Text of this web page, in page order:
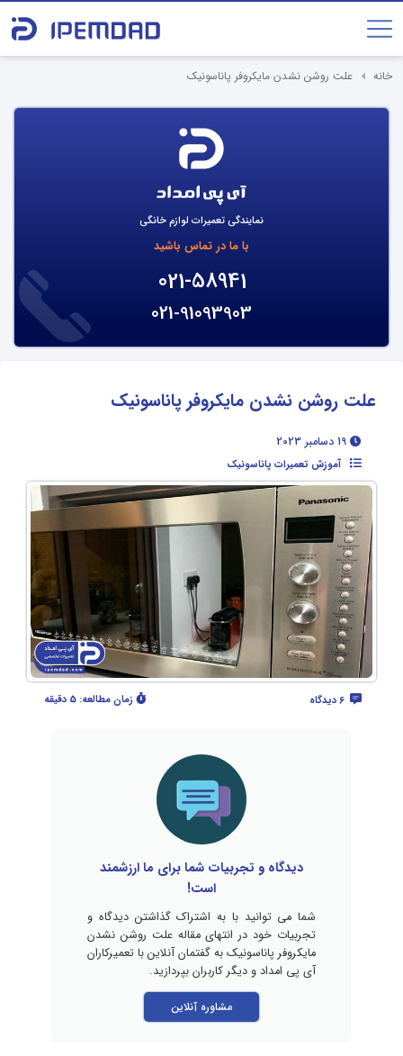
خانه علت روشن نشدن مایکروفر پاناسونیک
نمایندگی تعمیرات لوازم خانگی
با ما در تماس باشید
021-58941
021-91093903
علت روشن نشدن مایکروفر پاناسونیک
آموزش تعمیرات پاناسونیک
زمان مطالعه: 5 دقیقه
دیدگاه و تجربیات شما برای ما ارزشمند
است!
شما می توانید با به اشتراک گذاشتن دیدگاه و
تجربیات خود در انتهای مقاله علت روشن نشدن
مایکروفر پاناسونیک به گفتمان آنلاین با تعمیرکاران
آی پی امداد و دیگر کاربران بپردازید.
مشاوره آنلاین